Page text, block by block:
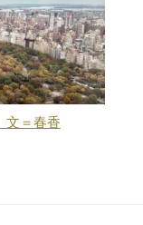
文＝春香